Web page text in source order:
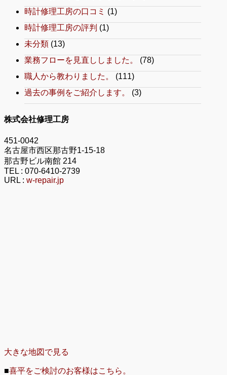
時計修理工房の口コミ (1)
時計修理工房の評判 (1)
未分類 (13)
業務フローを見直ししました。
(78)
職人から教わりました。
(111)
過去の事例をご紹介します。
(3)
株式会社修理工房
451-0042
名古屋市西区那古野1-15-18
那古野ビル南館 214
TEL : 070-6410-2739
URL : w-repair.jp
大きな地図で見る
■喜平をご検討のお客様はこちら。